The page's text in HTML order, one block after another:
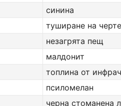
синина
туширане на
незагрята пещ
малдонит
топлина от
псиломелан
черна стоманена